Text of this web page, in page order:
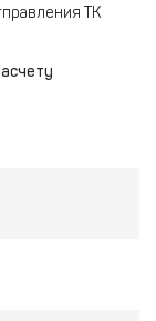
ТК